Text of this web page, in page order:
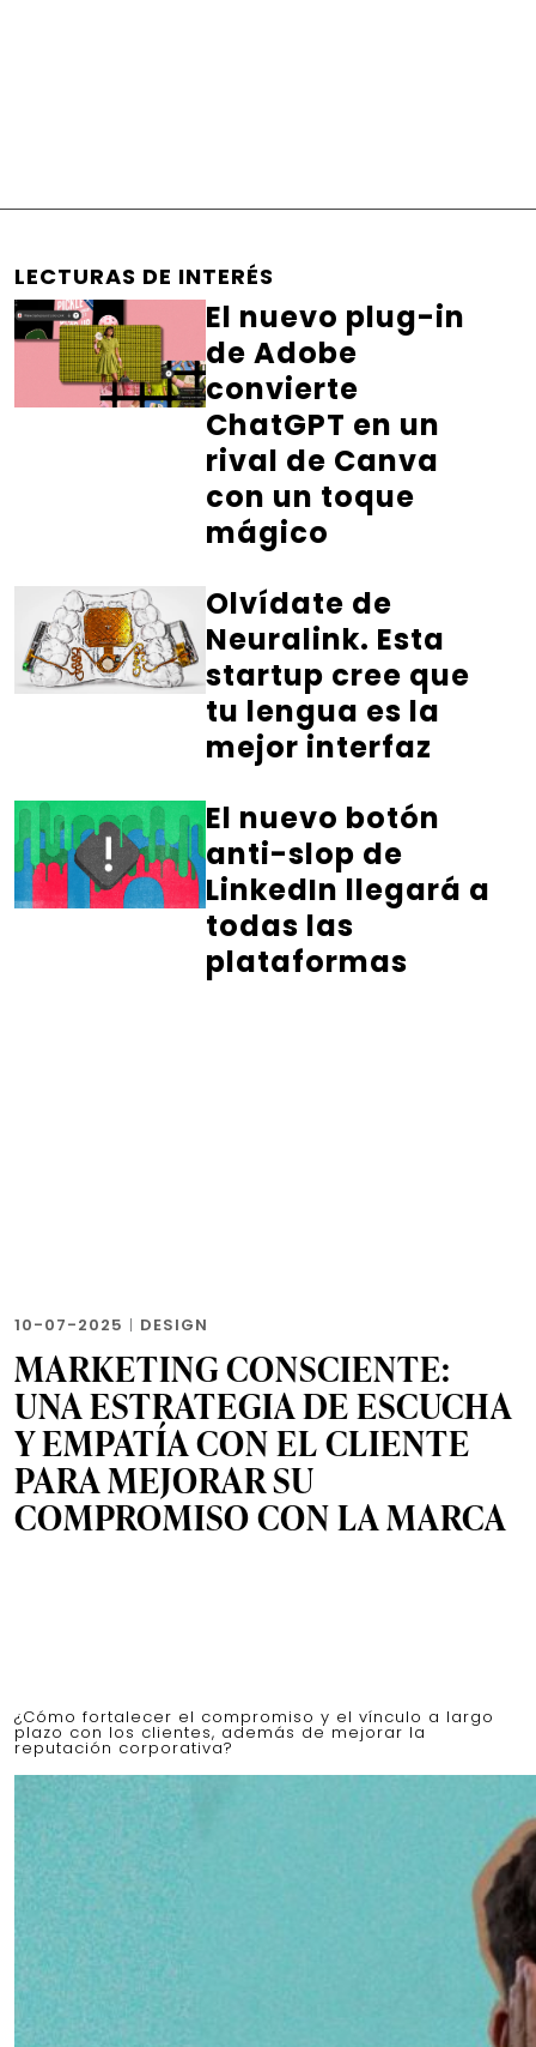
LECTURAS DE INTERÉS
El nuevo plug-in
de Adobe
convierte
ChatGPT en un
rival de Canva
con un toque
mágico
Olvídate de
Neuralink. Esta
startup cree que
tu lengua es la
mejor interfaz
El nuevo botón
anti-slop de
LinkedIn llegará a
todas las
plataformas
10-07-2025 | DESIGN
MARKETING CONSCIENTE:
UNA ESTRATEGIA DE ESCUCHA
Y EMPATÍA CON EL CLIENTE
PARA MEJORAR SU
COMPROMISO CON LA MARCA
¿Cómo fortalecer el compromiso y el vínculo a largo
plazo con los clientes, además de mejorar la
reputación corporativa?